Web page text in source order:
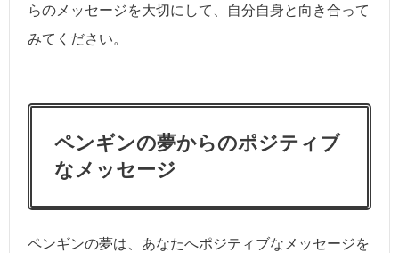
らのメッセージを大切にして、自分自身と向き合って
みてください。
ペンギンの夢からのポジティブ
なメッセージ
ペンギンの夢は、あなたへポジティブなメッセージを